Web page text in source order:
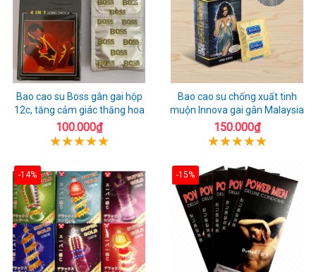
Bao cao su Boss gân gai hộp
12c, tăng cảm giác thăng hoa
100.000₫
Bao cao su chống xuất tinh
muộn Innova gai gân Malaysia
150.000₫
-14% -15%